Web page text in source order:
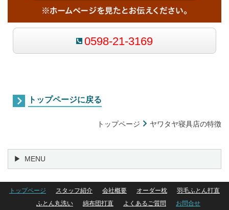
0598-21-3169
トップページに戻る
トップページ ヤワタヤ寝具店の特徴
MENU
トップページ スタッフ紹介 会社概要 オーダー枕
羽毛ふとん打直
ふとん丸洗い
綿布団打直 よくあるご質問 お問合せ